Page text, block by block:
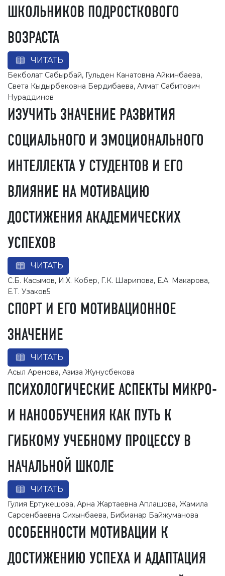
ШКОЛЬНИКОВ ПОДРОСТКОВОГО
ВОЗРАСТА
ЧИТАТЬ
Бекболат Сабырбай, Гульден Канатовна Айкинбаева,
Света Кыдырбековна Бердибаева, Алмат Сабитович
Нураддинов
ИЗУЧИТЬ ЗНАЧЕНИЕ РАЗВИТИЯ
СОЦИАЛЬНОГО И ЭМОЦИОНАЛЬНОГО
ИНТЕЛЛЕКТА У СТУДЕНТОВ И ЕГО
ВЛИЯНИЕ НА МОТИВАЦИЮ
ДОСТИЖЕНИЯ АКАДЕМИЧЕСКИХ
УСПЕХОВ
ЧИТАТЬ
С.Б. Касымов, И.Х. Кобер, Г.К. Шарипова, Е.А. Макарова,
Е.Т. Узаков5
СПОРТ И ЕГО МОТИВАЦИОННОЕ
ЗНАЧЕНИЕ
ЧИТАТЬ
Асыл Аренова, Азиза Жунусбекова
ПСИХОЛОГИЧЕСКИЕ АСПЕКТЫ МИКРО-
И НАНООБУЧЕНИЯ КАК ПУТЬ К
ГИБКОМУ УЧЕБНОМУ ПРОЦЕССУ В
НАЧАЛЬНОЙ ШКОЛЕ
ЧИТАТЬ
Гулия Ертукешова, Арна Жартаевна Аплашова, Жамила
Сарсенбаевна Сихынбаева, Бибианар Байжуманова
ОСОБЕННОСТИ МОТИВАЦИИ К
ДОСТИЖЕНИЮ УСПЕХА И АДАПТАЦИЯ